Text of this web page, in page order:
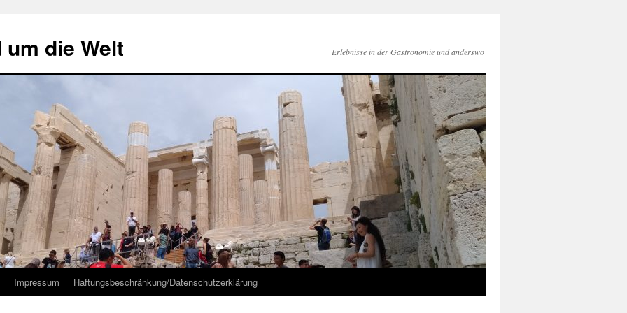
die Welt Erlebnisse in der Gastronomie und anderswo
Impressum Haftungsbeschränkung/Datenschutzerklärung